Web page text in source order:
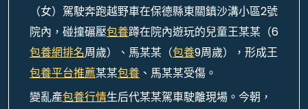
（女）駕駛奔跑越野車在保德縣東關鎮沙溝小區2號
院內，碰撞碾壓包養蹲在院內遊玩的兒童王某某（6
包養網排名周歲）、馬某某（包養9周歲），形成王
包養平台推薦某某包養 、馬某某受傷。
變亂產包養行情生后代某某駕車駛離現場。今朝，